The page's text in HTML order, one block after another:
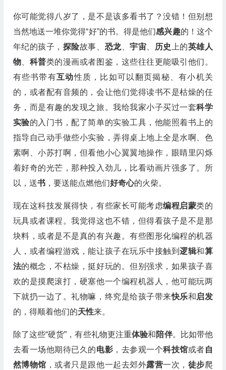
你可能觉得八岁了，是不是该多看书了？没错！但别想
当然地送一堆你觉得“好”的书。得是他们感兴趣的！这个
年纪的孩子， 探险故事、 恐龙、宇宙 历史 上的英雄人
物
科普类的漫画或者图鉴，这些往往更能吸引他们。
有些书带有互动性质，比如可以翻页揭秘、有小机关
的，或者配有音频的，会让他们觉得读书不是枯燥的任
务，而是有趣的发现之旅。我给我家小子买过一套科学
实验的入门书，配了简单的实验工具，他能照着书上的
指导自己动手做些小实验，弄得桌上地上全是水啊、色
素啊、小苏打啊，但看他小心翼翼地操作，眼睛里闪烁
着好奇的光芒，那种投入劲儿，比看动画片强多了。所
以，送书，要送能点燃他们好奇心的火柴。
现在这科技发展得快，有些家长可能考虑编程启蒙类的
玩具或者课程。我觉得这也不错，但得看孩子是不是那
块料，或者是不是真的有兴趣。有些图形化编程的机器
人，或者编程游戏，能让孩子在玩乐中接触到逻辑和算
法的概念，不枯燥，挺好玩的。但别强求，如果孩子喜
欢的是摸爬滚打，硬塞他一个编程机器人，他可能玩两
下就扔一边了。礼物嘛，终究是给孩子带来快乐和启发
的，得顺着他们的天性来。
除了这些“硬货”，有些礼物更注重体验和陪伴。比如带他
去看一场他期待已久的电影 ，去参观一个科技馆或者自
然博物馆 ，或者只是跟他一起去郊外露营一次， 徒步爬